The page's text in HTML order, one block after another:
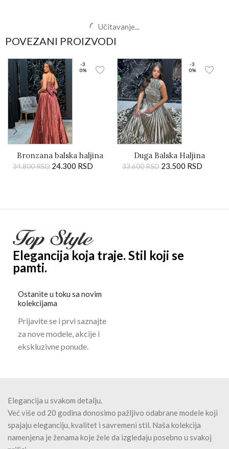
Kratka sako haljina sa
Bianca
5.900RSD
Svečana teget haljina sa
12.000RSD
Komplet – Prsluk-Sako i
Pantalone
7.800RSD
-3
0%
-3
0%